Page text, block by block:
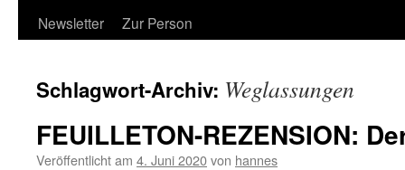
Newsletter
Zur Person
Schlagwort-Archiv: Weglassungen
FEUILLETON-REZENSION:
Veröffentlicht am 4. Juni 2020von hannes